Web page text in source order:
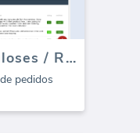
WooCommerce Desgloses / Reseñas
pedidos